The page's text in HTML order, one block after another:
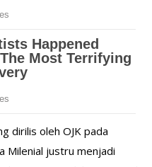
dirilis oleh OJK pada
Milenial justru menjadi